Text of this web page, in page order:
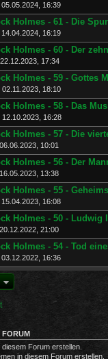
05.05.2024, 16:39
Holmes - 61 - Die
14.04.2024, 16:19
Holmes - 60 - Der
17:34
Holmes - 59 - Gottes
02.11.2023, 18:10
Holmes - 58 - Das
12.10.2023, 16:28
Holmes - 57 - Die
10:01
Holmes - 56 - Der
13:38
Holmes - 55 -
15.04.2023, 16:08
Holmes - 50 - Ludwig
21:00
Holmes - 54 - Tod
03.12.2022, 16:36
FORUM
Forum erstellen.
in diesem Forum erstellen.